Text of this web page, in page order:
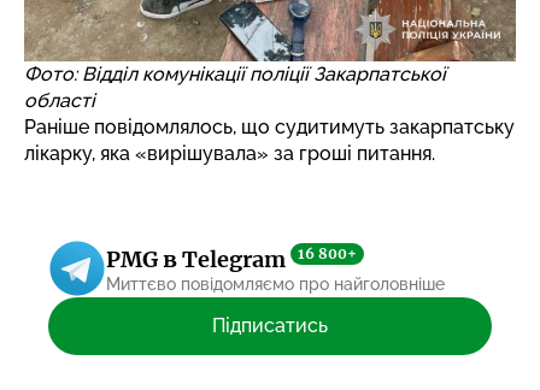
Фото: Відділ комунікації поліції Закарпатської
області
Раніше повідомлялось, що судитимуть закарпатську
лікарку, яка «вирішувала» за гроші питання.
PMG в Telegram 16 800+
Миттєво повідомляємо про найголовніше
Підписатись